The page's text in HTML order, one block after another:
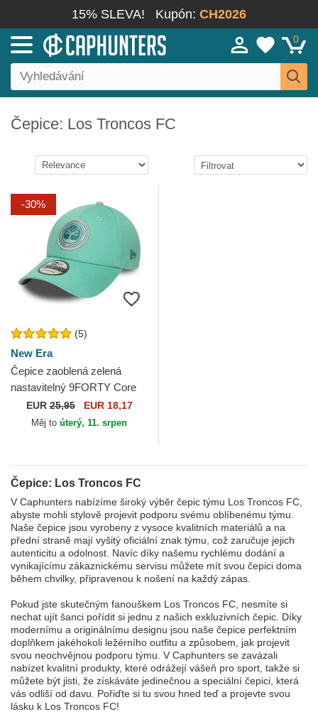
15% SLEVA! Kupón: CH2026
0
Čepice: Los Troncos FC
-30%
(5)
New Era
Čepice zaoblená zelená
nastavitelný 9FORTY Core
Los Troncos FC Kings
League New Era
EUR25,95 EUR 18,17
Měj to úterý, 11. srpen
Čepice: Los Troncos FC
V Caphunters nabízíme široký výběr čepic týmu Los Troncos FC,
abyste mohli stylově projevit podporu svému oblíbenému týmu.
Naše čepice jsou vyrobeny z vysoce kvalitních materiálů a na
přední straně mají vyšitý oficiální znak týmu, což zaručuje jejich
autenticitu a odolnost. Navíc díky našemu rychlému dodání a
vynikajícímu zákaznickému servisu můžete mít svou čepici doma
během chvilky, připravenou k nošení na každý zápas.
Pokud jste skutečným fanouškem Los Troncos FC, nesmíte si
nechat ujít šanci pořídit si jednu z našich exkluzivních čepic. Díky
modernímu a originálnímu designu jsou naše čepice perfektním
doplňkem jakéhokoli ležérního outfitu a způsobem, jak projevit
svou neochvějnou podporu týmu. V Caphunters se zavázali
nabízet kvalitní produkty, které odrážejí vášeň pro sport, takže si
můžete být jisti, že získáváte jedinečnou a speciální čepici, která
vás odliší od davu. Pořiďte si tu svou hned teď a projevte svou
lásku k Los Troncos FC!